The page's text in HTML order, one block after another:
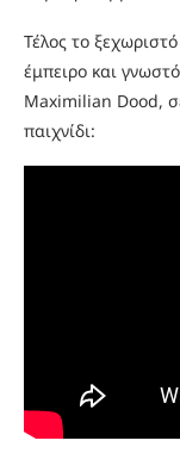
Τέλος το
έμπειρο και
Maximilian Dood,
παιχνίδι: